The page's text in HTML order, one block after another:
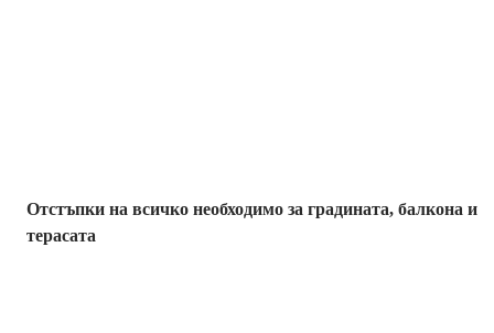
Отстъпки на всичко необходимо за градината, балкона и
терасата